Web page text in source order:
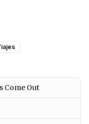
Come Out